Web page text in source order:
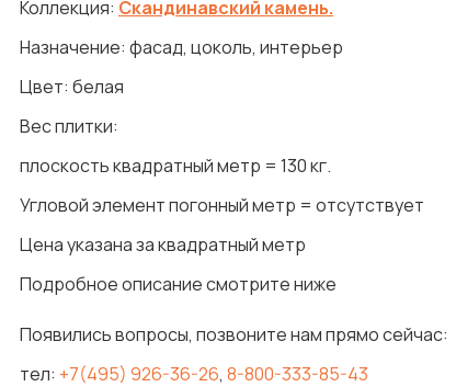
Коллекция: Скандинавский камень.
Назначение: фасад, цоколь, интерьер
Цвет: белая
Вес плитки:
плоскость квадратный метр = 130 кг.
Угловой элемент погонный метр = отсутствует
Цена указана за квадратный метр
Подробное описание смотрите ниже
Появились вопросы, позвоните нам прямо сейчас:
тел: +7(495) 926-36-26, 8-800-333-85-43